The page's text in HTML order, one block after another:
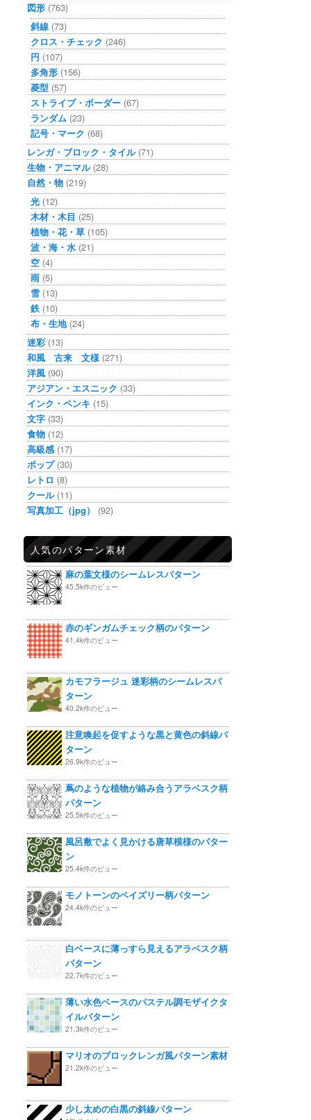
図形 (763)
斜線 (73)
クロス・チェック (246)
円 (107)
多角形 (156)
菱型 (57)
ストライプ・ボーダー (67)
ランダム (23)
記号・マーク (68)
レンガ・ブロック・タイル(71)
生物・アニマル(28)
自然・物 (219)
光 (12)
木材・木目 (25)
植物・花・草 (105)
波・海・水 (21)
空 (4)
雨 (5)
雪 (13)
鉄 (10)
布・生地(24)
迷彩 (13)
和風 古来 文様 (271)
洋風 (90)
アジアン・エスニック (33)
インク・ペンキ (15)
文字 (33)
食物 (12)
高級感 (17)
ポップ(30)
レトロ (8)
クール(11)
写真加工（jpg）
(92)
人気のパターン素材
麻の葉文様のシームレスパターン
45.5k件のビュー
赤のギンガムチェック柄のパターン
41.4k件のビュー
カモフラージュ 迷彩柄のシームレスパ
ターン
40.2k件のビュー
注意喚起を促すような黒と黄色の斜線パ
ターン
26.9k件のビュー
蔦のような植物が絡み合うアラベスク柄
パターン
25.5k件のビュー
風呂敷でよく見かける唐草模様のパター
ン
25.4k件のビュー
モノトーンのペイズリー柄パターン
24.4k件のビュー
白ベースに薄っすら見えるアラベスク柄
パターン
22.7k件のビュー
薄い水色ベースのパステル調モザイクタ
イルパターン
21.3k件のビュー
マリオのブロックレンガ風パターン素材
21.2k件のビュー
少し太めの白黒の斜線パターン